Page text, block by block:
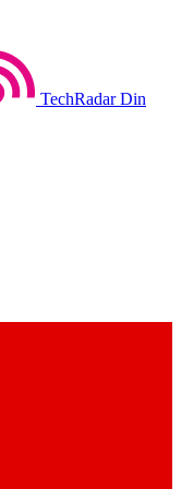
TechRadar Din